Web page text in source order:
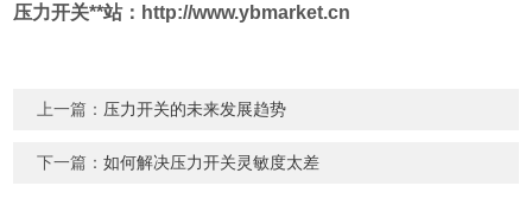
压力开关**站：http://www.ybmarket.cn
上一篇： 压力开关的未来发展趋势
下一篇：如何解决压力开关灵敏度太差